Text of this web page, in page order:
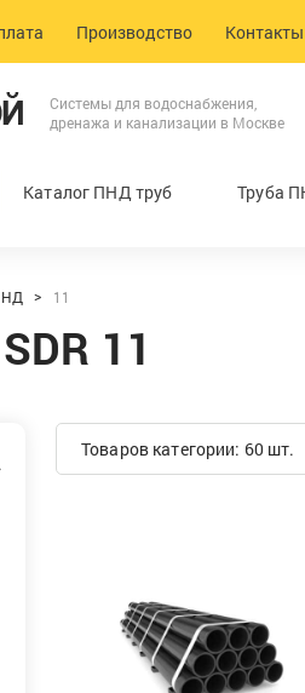
Производство Контакты
Системы для водоснабжения,
дренажа и канализации в Москве
Каталог ПНД труб Труба
11
11
Товаров категории: 60 шт.